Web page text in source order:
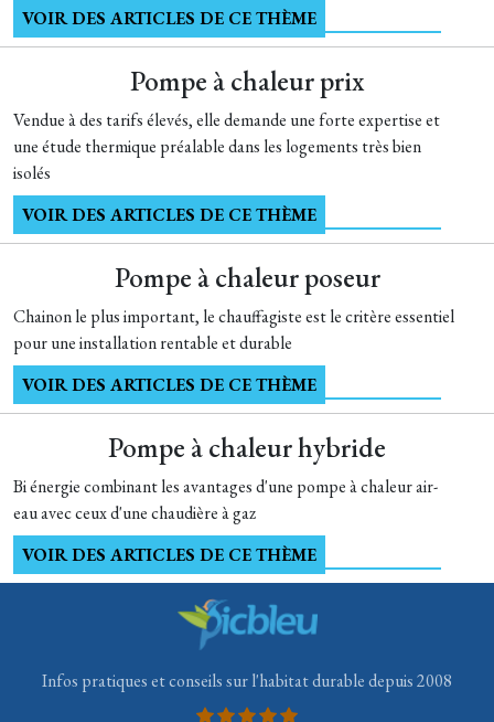
VOIR DES ARTICLES DE CE THÈME
Pompe à chaleur prix
Vendue à des tarifs élevés, elle demande une forte expertise et
une étude thermique préalable dans les logements très bien
isolés
VOIR DES ARTICLES DE CE THÈME
Pompe à chaleur poseur
Chainon le plus important, le chauffagiste est le critère essentiel
pour une installation rentable et durable
VOIR DES ARTICLES DE CE THÈME
Pompe à chaleur hybride
Bi énergie combinant les avantages d'une pompe à chaleur air-
eau avec ceux d'une chaudière à gaz
VOIR DES ARTICLES DE CE THÈME
Infos pratiques et conseils sur l'habitat durable depuis 2008